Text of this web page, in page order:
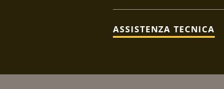
ASSISTENZA TECNICA